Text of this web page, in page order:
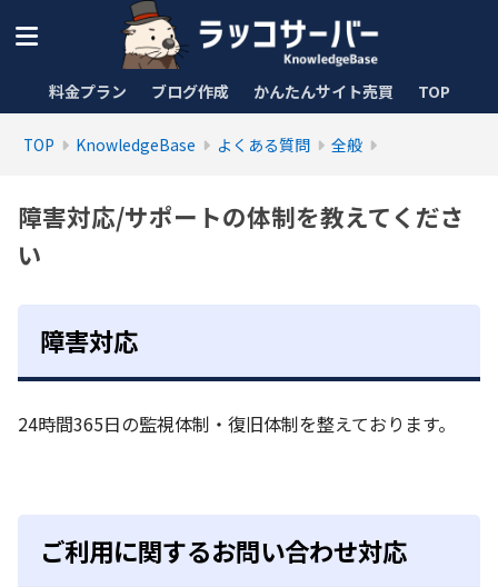
料金プラン ブログ作成 かんたんサイト売買 TOP
TOP KnowledgeBase よくある質問 全般
障害対応/サポートの体制を教えてくださ
い
障害対応
24時間365日の監視体制・復旧体制を整えております。
ご利用に関するお問い合わせ対応